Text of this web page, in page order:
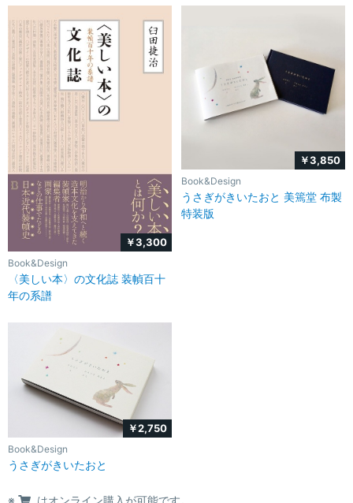
￥3,300
Book&Design
〈美しい本〉の文化誌 装幀百十
年の系譜
￥3,850
Book&Design
うさぎがきいたおと 美篶堂 布製
特装版
￥2,750
Book&Design
うさぎがきいたおと